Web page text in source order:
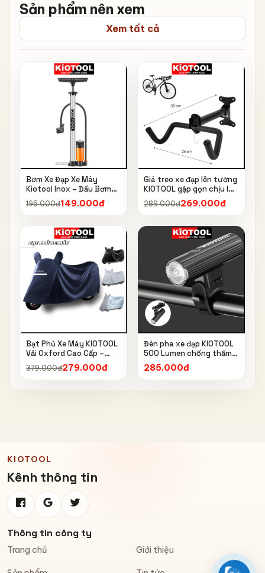
Sản phẩm nên xem
Xem tất cả
Bơm Xe Đạp Xe Máy
Kiotool Inox – Đầu Bơm
Thông Minh, Kèm Bơm
Bóng, Đồng Hồ 160 PSI
195.000đ149.000đ
Giá treo xe đạp lên tường
KIOTOOL gập gọn chịu lực
cao kèm móc treo mũ bảo
hiểm
289.000đ269.000đ
Bạt Phủ Xe Máy KIOTOOL
Vải Oxford Cao Cấp –
Chống Nắng, Chống Mưa,
Chống Bụi, Chống Tia UV,
379.000đ279.000đ
Đèn pha xe đạp KIOTOOL
500 Lumen chống thấm
nước IPX6 6603
285.000đ
KIOTOOL
Kênh thông tin
Thông tin công ty
Trang chủ Giới thiệu